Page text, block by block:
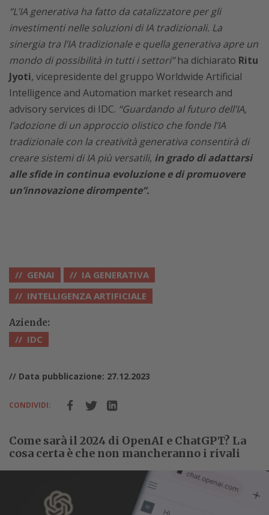
“L’IA generativa ha fatto da catalizzatore per gli
investimenti nelle soluzioni di IA tradizionali. La
sinergia tra l’IA tradizionale e quella generativa apre un
mondo di possibilità in tutti i settori”ha dichiarato Ritu
Jyoti, vicepresidente del gruppo Worldwide Artificial
Intelligence and Automation market research and
advisory services di IDC. “Guardando al futuro dell’IA,
l’adozione di un approccio olistico che fonde l’IA
tradizionale con la creatività generativa consentirà di
creare sistemi di IA più versatili, in grado di adattarsi
alle sfide in continua evoluzione e di promuovere
un’innovazione dirompente”.
GENAI
IA GENERATIVA
INTELLIGENZA ARTIFICIALE
Aziende:
IDC
// Data pubblicazione: 27.12.2023
CONDIVIDI:
Come sarà il 2024 di OpenAI e ChatGPT? La
cosa certa è che non mancheranno i rivali